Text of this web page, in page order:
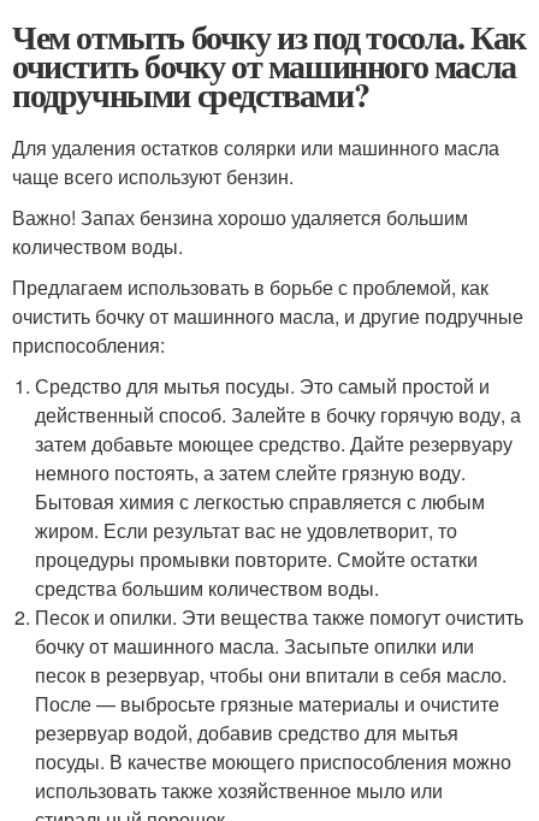
Чем отмыть бочку из под тосола. Как
очистить бочку от машинного масла
подручными средствами?
Для удаления остатков солярки или машинного масла
чаще всего используют бензин.
Важно! Запах бензина хорошо удаляется большим
количеством воды.
Предлагаем использовать в борьбе с проблемой, как
очистить бочку от машинного масла, и другие подручные
приспособления:
Средство для мытья посуды. Это самый простой и
действенный способ. Залейте в бочку горячую воду, а
затем добавьте моющее средство. Дайте резервуару
немного постоять, а затем слейте грязную воду.
Бытовая химия с легкостью справляется с любым
жиром. Если результат вас не удовлетворит, то
процедуры промывки повторите. Смойте остатки
средства большим количеством воды.
Песок и опилки. Эти вещества также помогут очистить
бочку от машинного масла. Засыпьте опилки или
песок в резервуар, чтобы они впитали в себя масло.
После — выбросьте грязные материалы и очистите
резервуар водой, добавив средство для мытья
посуды. В качестве моющего приспособления можно
использовать также хозяйственное мыло или